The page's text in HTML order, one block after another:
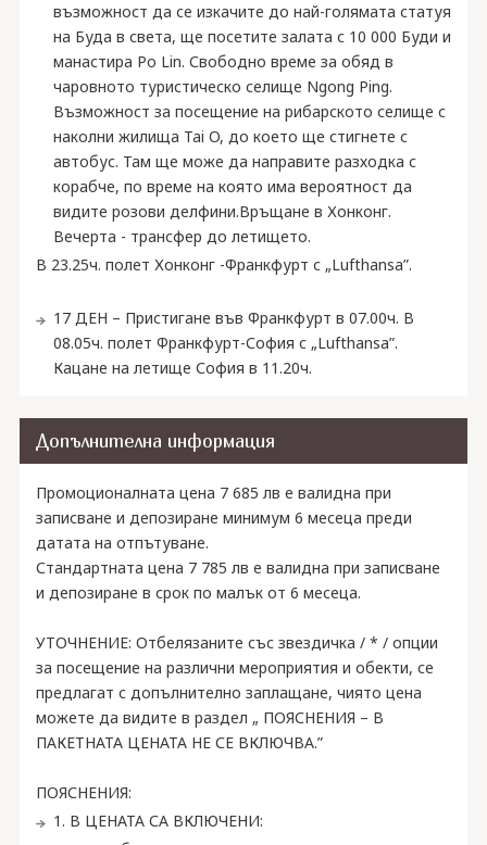
възможност да се изкачите до най-голямата статуя
на Буда в света, ще посетите залата с 10 000 Буди и
манастира Po Lin. Свободно време за обяд в
чаровното туристическо селище Ngong Ping.
Възможност за посещение на рибарското селище с
наколни жилища Tai O, до което ще стигнете с
автобус. Там ще може да направите разходка с
корабче, по време на която има вероятност да
видите розови делфини.Връщане в Хонконг.
Вечерта - трансфер до летището.
В 23.25ч. полет Хонконг -Франкфурт с „Lufthansa”.
17 ДЕН – Пристигане във Франкфурт в 07.00ч. В
08.05ч. полет Франкфурт-София с „Lufthansa”.
Кацане на летище София в 11.20ч.
Допълнителна информация
Промоционалната цена 7 685 лв е валидна при
записване и депозиране минимум 6 месеца преди
датата на отпътуване.
Стандартната цена 7 785 лв е валидна при записване
и депозиране в срок по малък от 6 месеца.
УТОЧНЕНИЕ: Отбелязаните със звездичка / * / опции
за посещение на различни мероприятия и обекти, се
предлагат с допълнително заплащане, чиято цена
можете да видите в раздел „ ПОЯСНЕНИЯ – В
ПАКЕТНАТА ЦЕНАТА НЕ СЕ ВКЛЮЧВА.”
ПОЯСНЕНИЯ:
1. В ЦЕНАТА СА ВКЛЮЧЕНИ: